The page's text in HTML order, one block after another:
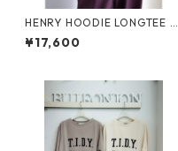
HENRY HOODIE LONGTEE Y
263- 82085 yenn 039-2608
¥17,600